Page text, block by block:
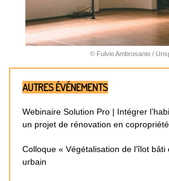
© Fulvio Ambrosanio /
AUTRES ÉVÉNEMENTS
Webinaire Solution Pro | Intégrer
un projet de rénovation en copropriété
Colloque « Végétalisation de l’îlot
urbain